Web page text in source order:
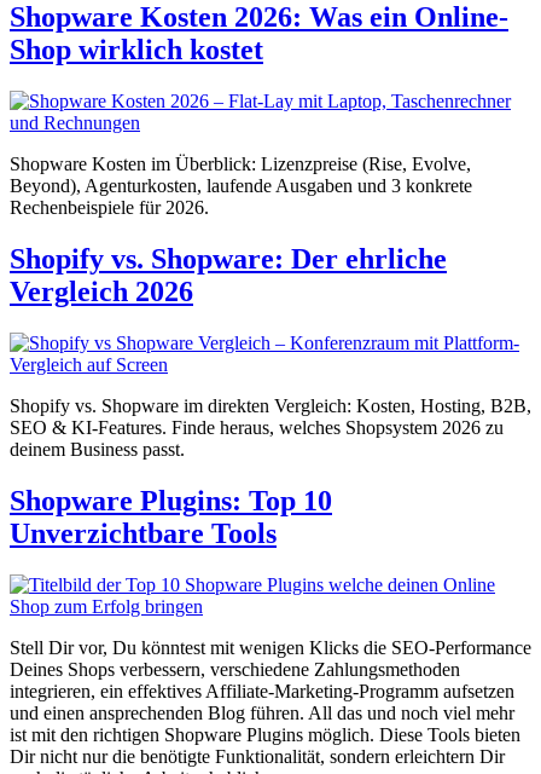
Shopware Kosten 2026: Was ein Online-
Shop wirklich kostet
Shopware Kosten im Überblick: Lizenzpreise (Rise, Evolve,
Beyond), Agenturkosten, laufende Ausgaben und 3 konkrete
Rechenbeispiele für 2026.
Shopify vs. Shopware: Der ehrliche
Vergleich 2026
Shopify vs. Shopware im direkten Vergleich: Kosten, Hosting, B2B,
SEO & KI-Features. Finde heraus, welches Shopsystem 2026 zu
deinem Business passt.
Shopware Plugins: Top 10
Unverzichtbare Tools
Stell Dir vor, Du könntest mit wenigen Klicks die SEO-Performance
Deines Shops verbessern, verschiedene Zahlungsmethoden
integrieren, ein effektives Affiliate-Marketing-Programm aufsetzen
und einen ansprechenden Blog führen. All das und noch viel mehr
ist mit den richtigen Shopware Plugins möglich. Diese Tools bieten
Dir nicht nur die benötigte Funktionalität, sondern erleichtern Dir